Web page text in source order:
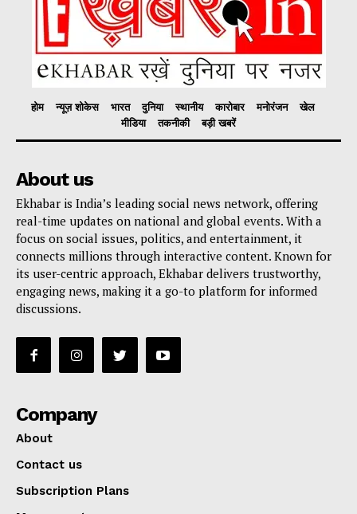
होम न्यूज़ शोकेस भारत दुनिया स्थानीय कारोबार मनोरंजन
खेल
मीडिया
तकनीकी बड़ी खबरें
About us
Ekhabar is India’s leading social news network, offering
real-time updates on national and global events. With a
focus on social issues, politics, and entertainment, it
connects millions through interactive content. Known for
its user-centric approach, Ekhabar delivers trustworthy,
engaging news, making it a go-to platform for informed
discussions.
Company
About
Contact us
Subscription Plans